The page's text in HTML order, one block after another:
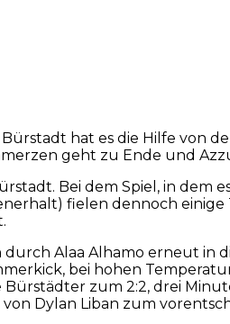
Bürstadt hat es die Hilfe
geht zu Ende und
Bei dem Spiel, in
fielen dennoch
Alaa Alhamo erneut
bei hohen
zum 2:2, drei
Dylan Liban zum